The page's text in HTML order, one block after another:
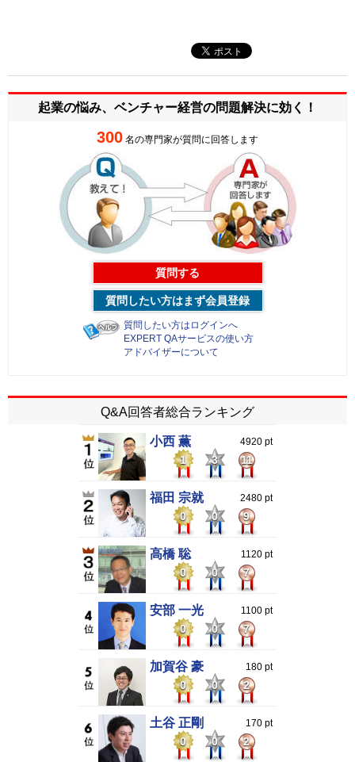
起業の悩み、ベンチャー経営の問題解決に効く！
300 名の専門家が質問に回答します
質問する
質問したい方はまず会員登録
質問したい方はログインへ
EXPERT QAサービスの使い方
アドバイザーについて
Q&A回答者総合ランキング
小西 薫 4920 pt
1 3 11
福田 宗就 2480 pt
0 0 9
高橋 聡 1120 pt
0 0 7
安部 一光 1100 pt
0 0 7
加賀谷 豪 180 pt
0 0 2
土谷 正剛 170 pt
0 0 2